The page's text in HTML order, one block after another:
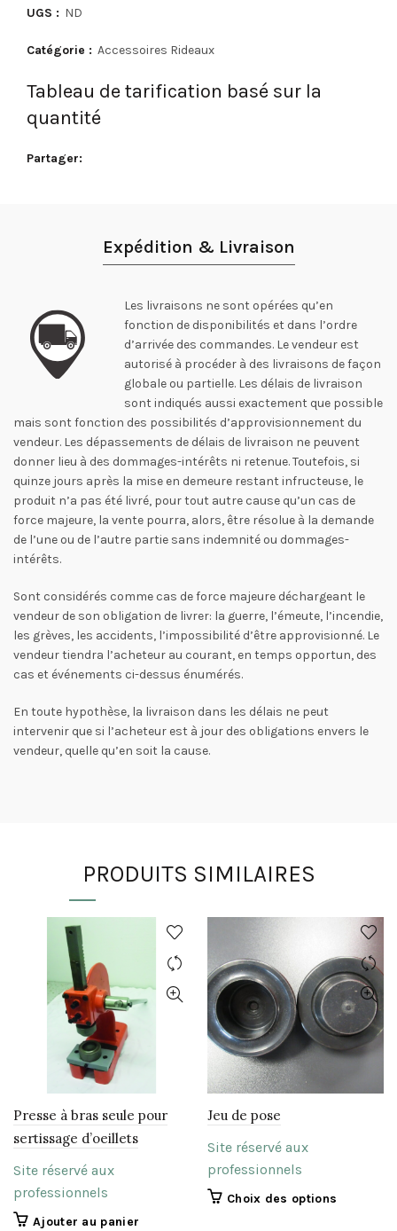
UGS : ND
Catégorie : Accessoires Rideaux
Tableau de tarification basé sur la
quantité
Partager
Expédition & Livraison
Les livraisons ne sont opérées qu’en
fonction de disponibilités et dans l’ordre
d’arrivée des commandes. Le vendeur est
autorisé à procéder à des livraisons de façon
globale ou partielle. Les délais de livraison
sont indiqués aussi exactement que possible
mais sont fonction des possibilités d’approvisionnement du
vendeur. Les dépassements de délais de livraison ne peuvent
donner lieu à des dommages-intérêts ni retenue. Toutefois, si
quinze jours après la mise en demeure restant infructeuse, le
produit n’a pas été livré, pour tout autre cause qu’un cas de
force majeure, la vente pourra, alors, être résolue à la demande
de l’une ou de l’autre partie sans indemnité ou dommages-
intérêts.
Sont considérés comme cas de force majeure déchargeant le
vendeur de son obligation de livrer: la guerre, l’émeute, l’incendie,
les grèves, les accidents, l’impossibilité d’être approvisionné. Le
vendeur tiendra l’acheteur au courant, en temps opportun, des
cas et événements ci-dessus énumérés.
En toute hypothèse, la livraison dans les délais ne peut
intervenir que si l’acheteur est à jour des obligations envers le
vendeur, quelle qu’en soit la cause.
PRODUITS SIMILAIRES
Presse à bras seule pour
sertissage d’oeillets
Site réservé aux
professionnels
Ajouter au panier
Jeu de pose
Site réservé aux
professionnels
Choix des options